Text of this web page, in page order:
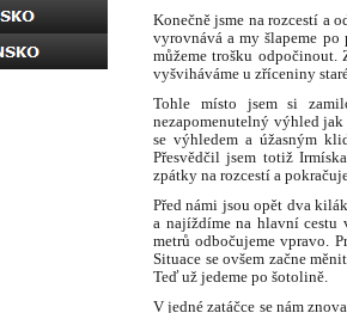
Konečně jsme na rozcestí a
vyrovnává a my šlapeme
můžeme trošku odpočinout.
vyšviháváme u zříceniny
Tohle místo jsem si
nezapomenutelný výhled
se výhledem a úžasným
Přesvědčil jsem totiž
zpátky na rozcestí a
Před námi jsou opět dva
a najíždíme na hlavní cestu
metrů odbočujeme vpravo.
Situace se ovšem začne
Teď už jedeme po šotolině.
V jedné zatáčce se nám